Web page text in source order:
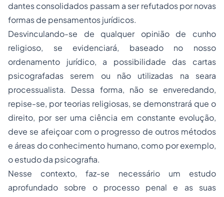
dantes consolidados passam a ser refutados por novas
formas de pensamentos jurídicos.
Desvinculando-se de qualquer opinião de cunho
religioso, se evidenciará, baseado no nosso
ordenamento jurídico, a possibilidade das cartas
psicografadas serem ou não utilizadas na seara
processualista. Dessa forma, não se enveredando,
repise-se, por teorias religiosas, se demonstrará que o
direito, por ser uma ciência em constante evolução,
deve se afeiçoar com o progresso de outros métodos
e áreas do conhecimento humano, como por exemplo,
o estudo da psicografia.
Nesse contexto, faz-se necessário um estudo
aprofundado sobre o processo penal e as suas